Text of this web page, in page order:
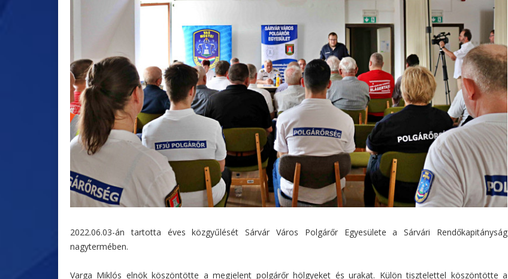
2022.06.03-án tartotta éves közgyűlésétSárvár Város Polgárőr Egyesülete a Sárvári Rendőkapitányság
nagytermében.
Varga Miklós elnök köszöntötte a megjelent polgárőr hölgyeket és urakat. Külön tisztelettel köszöntötte a